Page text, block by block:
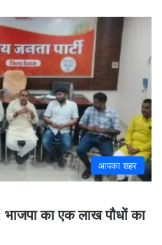
आपका शहर
भाजपा का एक लाख पौधों का